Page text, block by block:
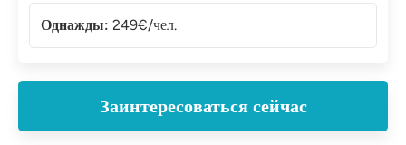
Однажды: 249€/чел.
Заинтересоваться сейчас